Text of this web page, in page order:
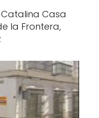
Casa
la Frontera,